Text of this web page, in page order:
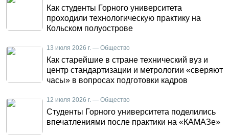
Как студенты Горного университета
проходили технологическую практику на
Кольском полуострове
13 июля 2026 г. — Общество
Как старейшие в стране технический вуз и
центр стандартизации и метрологии «сверяют
часы» в вопросах подготовки кадров
12 июля 2026 г. — Общество
Студенты Горного университета поделились
впечатлениями после практики на «КАМАЗе»